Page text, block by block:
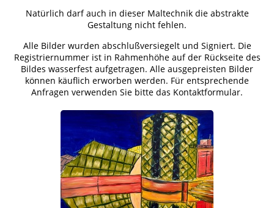
Natürlich darf auch in dieser Maltechnik die abstrakte
Gestaltung nicht fehlen.
Alle Bilder wurden abschlußversiegelt und Signiert. Die
Registriernummer ist in Rahmenhöhe auf der Rückseite des
Bildes wasserfest aufgetragen. Alle ausgepreisten Bilder
können käuflich erworben werden. Für entsprechende
Anfragen verwenden Sie bitte das Kontaktformular.